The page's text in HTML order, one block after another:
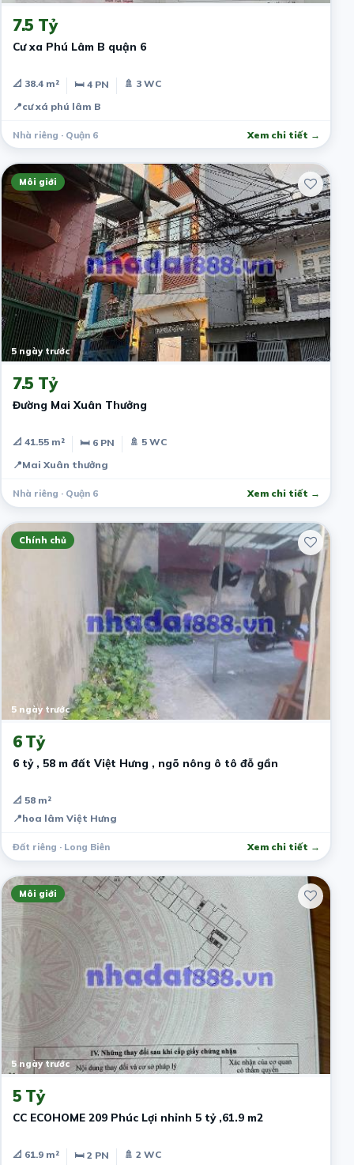
7.5 Tỷ
Cư xa Phú Lâm B quận 6
📐 38.4 m² 🛏 4 PN
🚿 3 WC
📍cư xá phú lâm B
Nhà riêng · Quận 6 Xem chi tiết →
Môi giới
5 ngày trước
7.5 Tỷ
Đường Mai Xuân Thưởng
📐 41.55 m² 🛏 6 PN
🚿 5 WC
📍Mai Xuân thưởng
Nhà riêng · Quận 6 Xem chi tiết →
Chính chủ
5 ngày trước
6 Tỷ
6 tỷ , 58 m đất Việt Hưng , ngõ nông ô tô đỗ gần
📐 58 m²
📍hoa lâm Việt Hưng
Đất riêng · Long Biên Xem chi tiết →
Môi giới
5 ngày trước
5 Tỷ
CC ECOHOME 209 Phúc Lợi nhỉnh 5 tỷ ,61.9 m2
📐 61.9 m² 🛏 2 PN
🚿 2 WC